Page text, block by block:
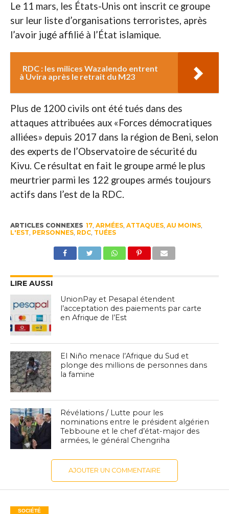
Le 11 mars, les États-Unis ont inscrit ce groupe
sur leur liste d’organisations terroristes, après
l’avoir jugé affilié à l’État islamique.
RDC : les milices Wazalendo entrent
à Uvira après le retrait du M23
Plus de 1200 civils ont été tués dans des
attaques attribuées aux «Forces démocratiques
alliées» depuis 2017 dans la région de Beni, selon
des experts de l’Observatoire de sécurité du
Kivu. Ce résultat en fait le groupe armé le plus
meurtrier parmi les 122 groupes armés toujours
actifs dans l’est de la RDC.
ARTICLES CONNEXES 17, ARMÉES, ATTAQUES, AU MOINS,
L'EST, PERSONNES, RDC, TUÉES
LIRE AUSSI
UnionPay et Pesapal étendent
l’acceptation des paiements par carte
en Afrique de l’Est
El Niño menace l’Afrique du Sud et
plonge des millions de personnes dans
la famine
Révélations / Lutte pour les
nominations entre le président algérien
Tebboune et le chef d’état-major des
armées, le général Chengriha
AJOUTER UN COMMENTAIRE
SOCIÉTÉ